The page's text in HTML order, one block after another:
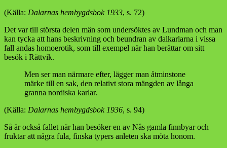
(Källa: Dalarnas hembygdsbok 1933, s. 72)
Det var till största delen män som undersöktes av Lundman och man
kan tycka att hans beskrivning och beundran av dalkarlarna i vissa
fall andas homoerotik, som till exempel när han berättar om sitt
besök i Rättvik.
Men ser man närmare efter, lägger man åtminstone
märke till en sak, den relativt stora mängden av långa
granna nordiska karlar.
(Källa: Dalarnas hembygdsbok 1936, s. 94)
Så är också fallet när han besöker en av Nås gamla finnbyar och
fruktar att några fula, finska typers anleten ska möta honom.